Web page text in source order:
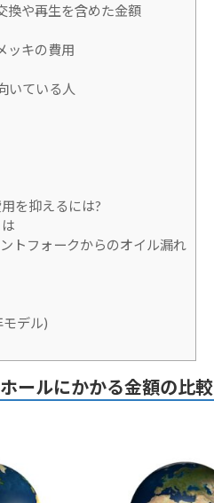
換や再生を含めた金額
ッキの費用
いている人
を抑えるには?
トフォークからのオイル漏れ
デル)
ールにかかる金額の比較